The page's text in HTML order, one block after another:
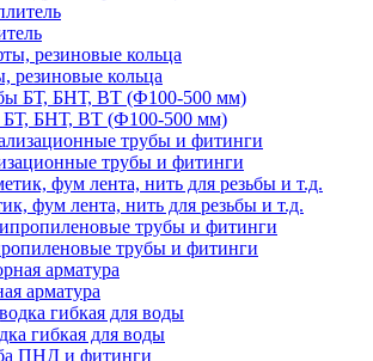
резиновые кольца
БТ, БНТ, ВТ (Ф100-500 мм)
трубы и фитинги
фум лента, нить для резьбы и т.д.
трубы и фитинги
арматура
гибкая для воды